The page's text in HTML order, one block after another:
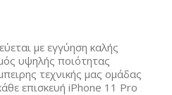
με εγγύηση καλής
υψηλής ποιότητας
τεχνικής μας ομάδας
επισκευή iPhone 11 Pro